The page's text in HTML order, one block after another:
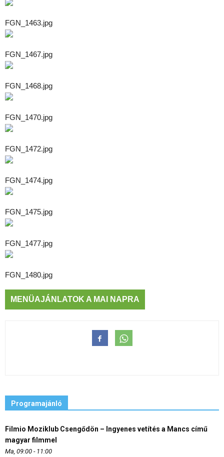
FGN_1463.jpg
FGN_1467.jpg
FGN_1468.jpg
FGN_1470.jpg
FGN_1472.jpg
FGN_1474.jpg
FGN_1475.jpg
FGN_1477.jpg
FGN_1480.jpg
MENÜAJÁNLATOK A MAI NAPRA
Programajánló
Filmio Moziklub Csengődön – Ingyenes vetítés a Mancs című
magyar filmmel
Ma, 09:00 - 11:00